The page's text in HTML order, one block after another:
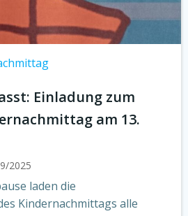
Einladung zum
am 13.
2025
laden die
Kindernachmittags alle